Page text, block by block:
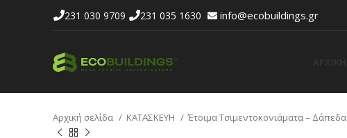
231 030 9709 231 035 1630 info@ecobuildings.gr
Αρχική σελίδα ΚΑΤΑΣΚΕΥΗ Έτοιμα Τσιμεντοκονιάματα – Δάπεδα